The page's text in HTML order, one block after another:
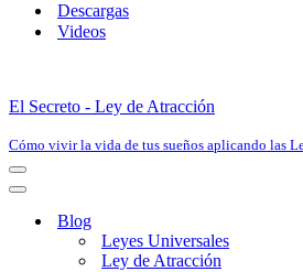
Descargas
Videos
El Secreto - Ley de Atracción
Cómo vivir la vida de tus sueños aplicando las
Menú
de
Menú
navegación
Blog
Leyes Universales
Ley de Atracción